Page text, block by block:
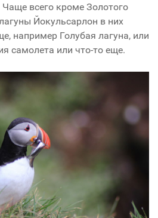
Чаще всего кроме Золотого
Йокульсарлон в них
например Голубая лагуна, или
самолета или что-то еще.